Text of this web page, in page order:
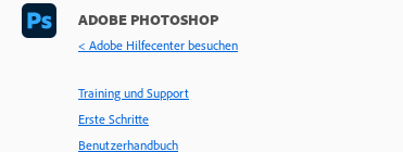
ADOBE PHOTOSHOP
< Adobe Hilfecenter besuchen
Training und Support
Erste Schritte
Benutzerhandbuch